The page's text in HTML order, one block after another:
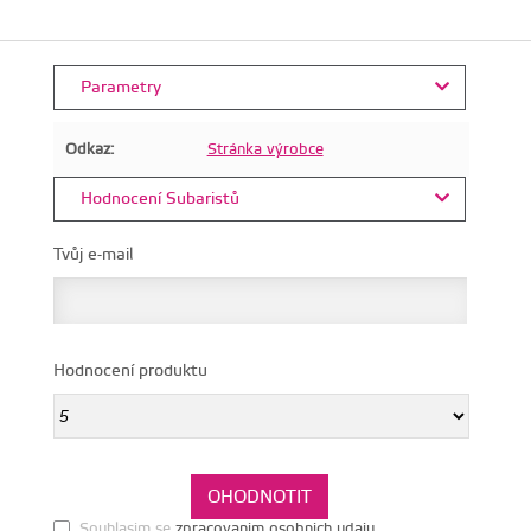
Parametry
Odkaz: Stránka výrobce
Hodnocení Subaristů
Tvůj e-mail
Hodnocení produktu